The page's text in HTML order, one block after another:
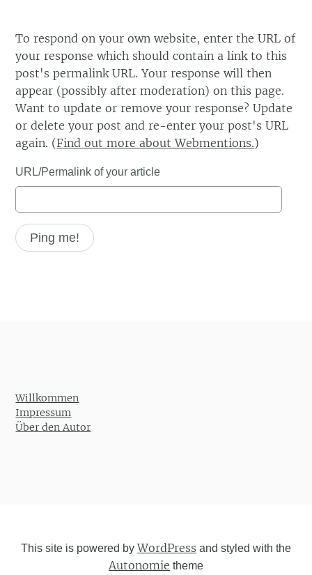
To respond on your own website, enter the URL of
your response which should contain a link to this
post's permalink URL. Your response will then
appear (possibly after moderation) on this page.
Want to update or remove your response? Update
or delete your post and re-enter your post's URL
again. (Find out more about Webmentions.)
URL/Permalink of your article
Willkommen
Impressum
Über den Autor
This site is powered byWordPress and styled with the
Autonomie theme